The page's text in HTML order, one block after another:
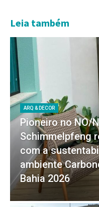
Leia também
ARQ & DECOR
Pioneiro no NO/
Schimmelpfeng
com a
ambiente
Bahia 2026